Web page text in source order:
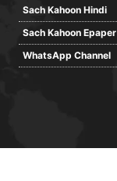
Sach Kahoon Hindi
Sach Kahoon Epaper
WhatsApp Channel